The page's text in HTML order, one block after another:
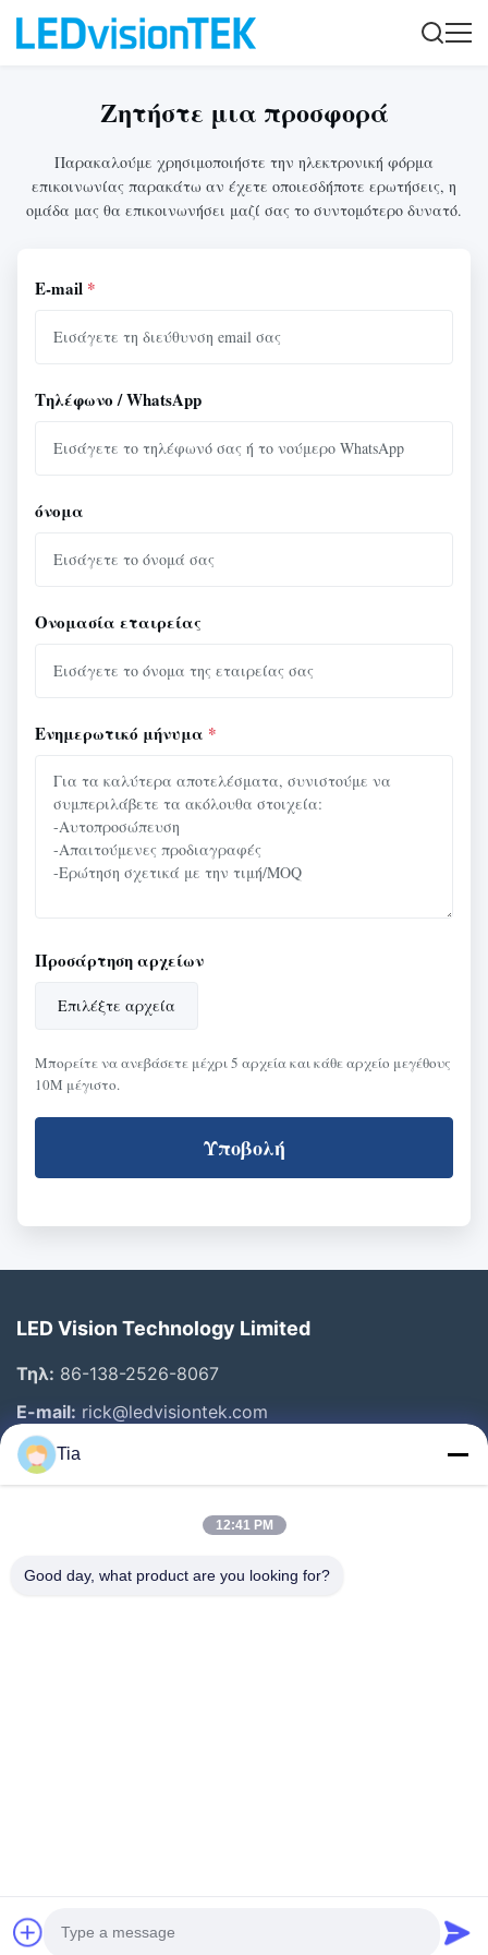
Ζητήστε μια προσφορά
Παρακαλούμε χρησιμοποιήστε την ηλεκτρονική φόρμα
επικοινωνίας παρακάτω αν έχετε οποιεσδήποτε ερωτήσεις, η
ομάδα μας θα επικοινωνήσει μαζί σας το συντομότερο δυνατό.
E-mail *
Τηλέφωνο / WhatsApp
όνομα
Ονομασία εταιρείας
Ενημερωτικό μήνυμα *
Προσάρτηση αρχείων
Επιλέξτε αρχεία
Μπορείτε να ανεβάσετε μέχρι 5 αρχεία και κάθε αρχείο μεγέθους
10M μέγιστο.
Υποβολή
LED Vision Technology Limited
Τηλ: 86-138-2526-8067
E-mail: rick@ledvisiontek.com
Γρήγοροι Σύνδεσμοι
Προϊόντα
©2018- LED Vision Technology Limited. Όλα τα δικαιώματα διατηρούνται
Tia
12:41 PM
Good day, what product are you looking for?